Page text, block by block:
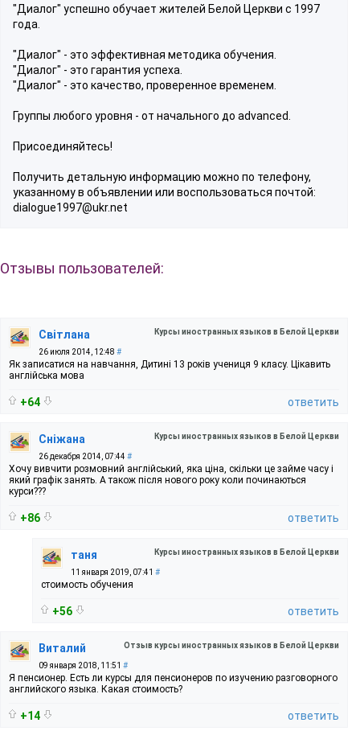
"Диалог" успешно обучает жителей Белой Церкви с 1997
года.
"Диалог" - это эффективная методика обучения.
"Диалог" - это гарантия успеха.
"Диалог" - это качество, проверенное временем.
Группы любого уровня - от начального до advanced.
Присоединяйтесь!
Получить детальную информацию можно по телефону,
указанному в объявлении или воспользоваться почтой:
dialogue1997@ukr.net
Отзывы пользователей:
Курсы иностранных языков в Белой Церкви
Світлана
26 июля 2014, 12:48 #
Як записатися на навчання, Дитині 13 років учениця 9 класу. Цікавить
англійська мова
+64 ответить
Курсы иностранных языков в Белой Церкви
Сніжана
26 декабря 2014, 07:44 #
Хочу вивчити розмовний англійський, яка ціна, скільки це займе часу і
який графік занять. А також після нового року коли починаються
курси???
+86 ответить
Курсы иностранных языков в Белой Церкви
таня
11 января 2019, 07:41 #
стоимость обучения
+56 ответить
Отзыв курсы иностранных языков в Белой Церкви
Виталий
09 января 2018, 11:51 #
Я пенсионер. Есть ли курсы для пенсионеров по изучению разговорного
английского языка. Какая стоимость?
+14 ответить